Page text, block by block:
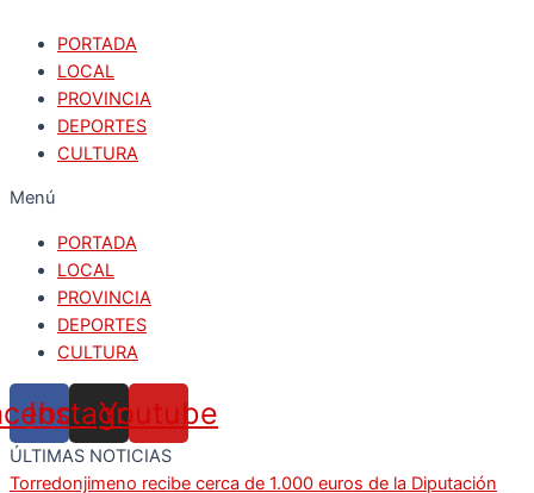
PORTADA
LOCAL
PROVINCIA
DEPORTES
CULTURA
Menú
PORTADA
LOCAL
PROVINCIA
DEPORTES
CULTURA
Instagram
Youtube
ÚLTIMAS NOTICIAS
Torredonjimeno recibe cerca de 1.000 euros de la Diputación